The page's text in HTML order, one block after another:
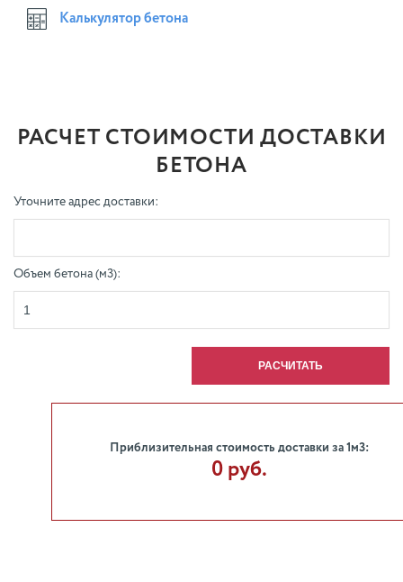
Калькулятор бетона
РАСЧЕТ СТОИМОСТИ ДОСТАВКИ
БЕТОНА
Уточните адрес доставки:
Объем бетона (м3):
Приблизительная стоимость доставки за 1м3:
0 руб.